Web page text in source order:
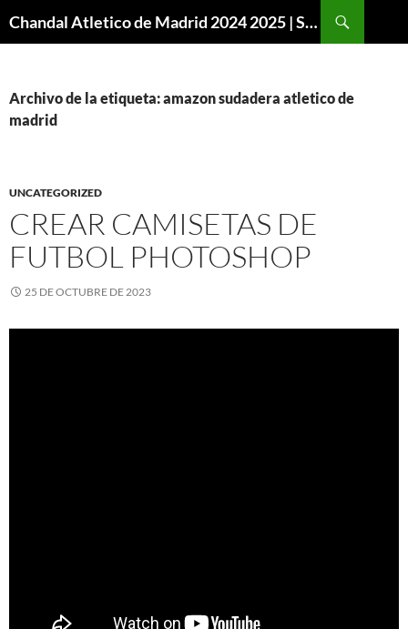
Chandal Atletico de Madrid 2024 2025 | SuperVigo
Archivo de la etiqueta: amazon sudadera atletico de
madrid
UNCATEGORIZED
CREAR CAMISETAS DE
FUTBOL PHOTOSHOP
25 DE OCTUBRE DE 2023